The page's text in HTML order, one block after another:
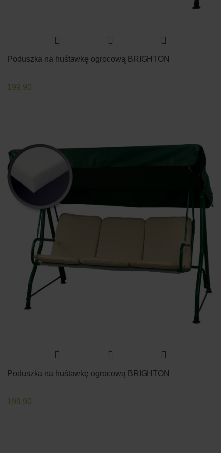
Poduszka na huśtawkę ogrodową BRIGHTON
199.90
Poduszka na huśtawkę ogrodową BRIGHTON
199.90